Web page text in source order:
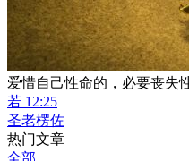
爱惜自己性命的，必要丧失
若 12:25
圣老楞佐
热门文章